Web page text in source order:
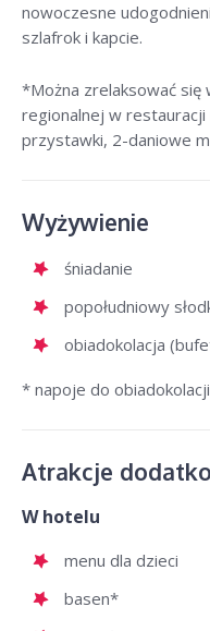
nowoczesne
szlafrok i kapcie.
*Można zrelaksować
regionalnej w
przystawki, 2-daniowe
Wyżywienie
śniadanie
popołudniowy
obiadokolacja
* napoje do
Atrakcje
W hotelu
menu dla dzieci
basen*